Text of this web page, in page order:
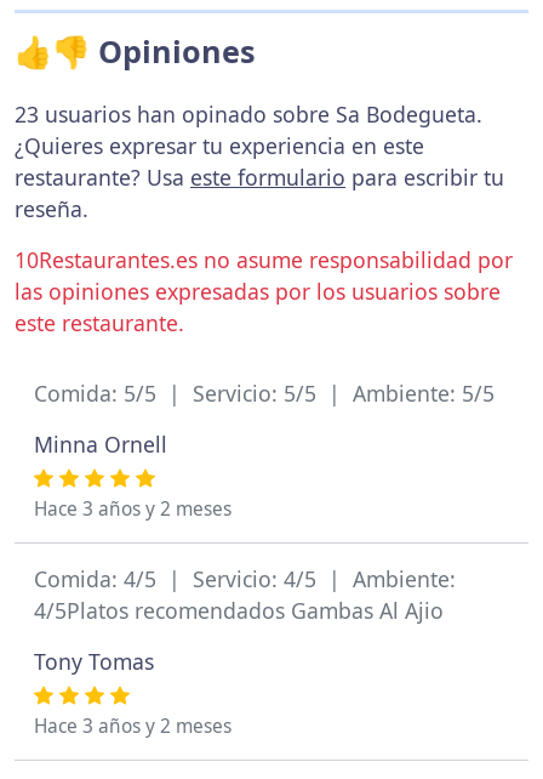
👍👎 Opiniones
23 usuarios han opinado sobre Sa Bodegueta.
¿Quieres expresar tu experiencia en este
restaurante? Usa este formulario para escribir tu
reseña.
10Restaurantes.es no asume responsabilidad por
las opiniones expresadas por los usuarios sobre
este restaurante.
Comida: 5/5 | Servicio: 5/5 | Ambiente: 5/5
Minna Ornell
Hace 3 años y 2 meses
Comida: 4/5 | Servicio: 4/5 | Ambiente:
4/5Platos recomendados Gambas Al Ajio
Tony Tomas
Hace 3 años y 2 meses